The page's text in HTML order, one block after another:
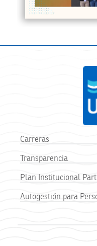
Carreras
Transparencia
Plan Institucional
Autogestión para